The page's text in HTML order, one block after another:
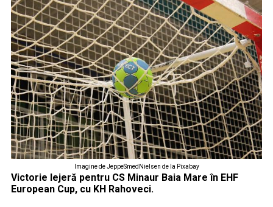
Imagine de JeppeSmedNielsen de la Pixabay
Victorie lejeră pentru CS Minaur Baia Mare în EHF
European Cup, cu KH Rahoveci.